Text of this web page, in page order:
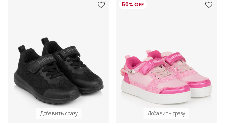
Добавить сразу
50% OFF
Добавить сразу